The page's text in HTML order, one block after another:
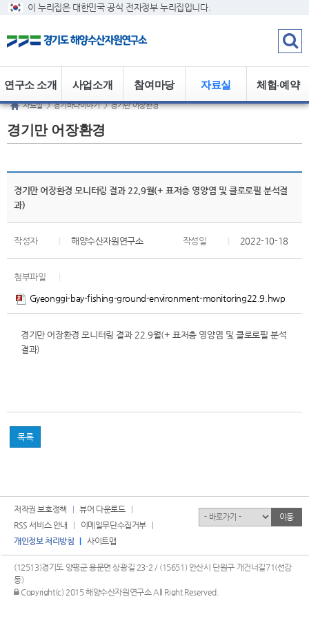
이 누리집은 대한민국 공식 전자정부 누리집입니다.
체험·예약
자료실
참여마당
사업소개
연구소 소개
자료실 > 경기바다이야기 > 경기만 어장환경
경기만 어장환경
경기만 어장환경 모니터링 결과 22.9월(+ 표저층 영양염 및 클로로필 분석결
과)
작성자 해양수산자원연구소 작성일 2022-10-18
첨부파일
Gyeonggi-bay-fishing-ground-environment-monitoring22.9.hwp
경기만 어장환경 모니터링 결과 22.9월(+ 표저층 영양염 및 클로로필 분석
결과)
목록
저작권 보호정책
뷰어 다운로드
RSS 서비스 안내
이메일무단수집거부
개인정보 처리방침
사이트맵
(12513)경기도 양평군 용문면 상광길 23-2 / (15651) 안산시 단원구 개건너길71(선감
동)
관리자 로그인
Copyright(c) 2015 해양수산자원연구소 All Right Reserved.
유관기관 이동